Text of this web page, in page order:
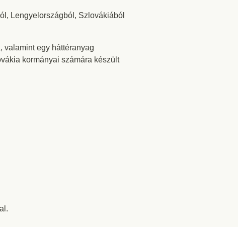
Lengyelországból, Szlovákiából
valamint egy háttéranyag
kormányai számára készült